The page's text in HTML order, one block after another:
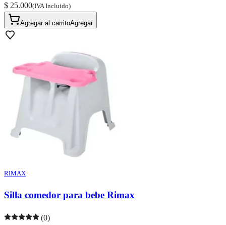
$ 25.000(IVA Incluido)
Agregar al carritoAgregar
RIMAX
Silla comedor para bebe Rimax
(0)